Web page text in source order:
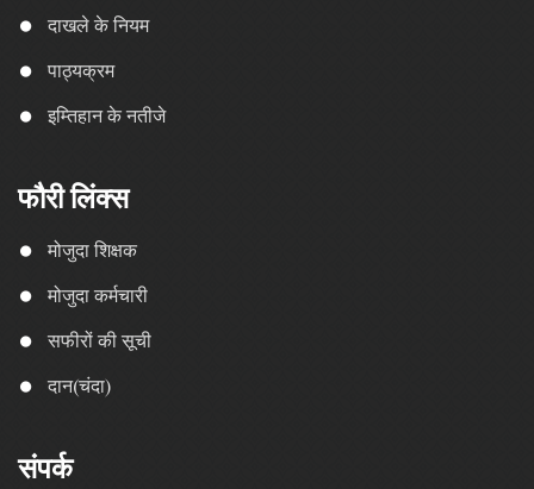
दाखले के नियम
पाठ्यक्रम
इम्तिहान के नतीजे
फौरी लिंक्स
मोजुदा शिक्षक
मोजुदा कर्मचारी
सफीरों की सूची
दान(चंदा)
संपर्क